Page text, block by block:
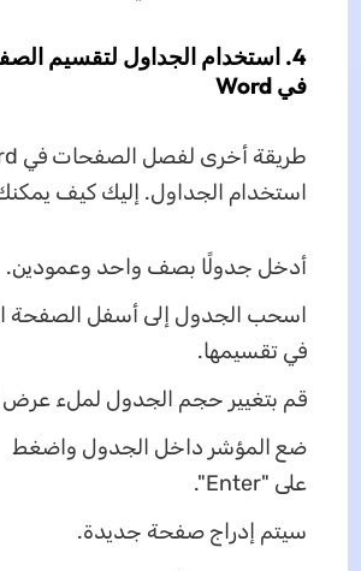
4. استخدام الجداول لتقسيم
في Word
استخدام الجداول. إليك كيف
أدخل جدولًا بصف واحد وعمودين.
اسحب الجدول إلى أسفل الصفحة
في تقسيمها.
قم بتغيير حجم الجدول لملء
ضع المؤشر داخل الجدول واضغط
على "Enter".
سيتم إدراج صفحة جديدة.